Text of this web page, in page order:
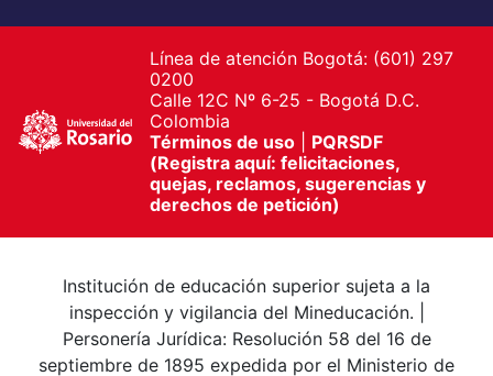
Línea de atención Bogotá: (601) 297
0200
Calle 12C Nº 6-25 - Bogotá D.C.
Colombia
Términos de uso
PQRSDF
(Registra aquí: felicitaciones,
quejas, reclamos, sugerencias y
derechos de petición)
Institución de educación superior sujeta a la
inspección y vigilancia del Mineducación. |
Personería Jurídica: Resolución 58 del 16 de
septiembre de 1895 expedida por el Ministerio de